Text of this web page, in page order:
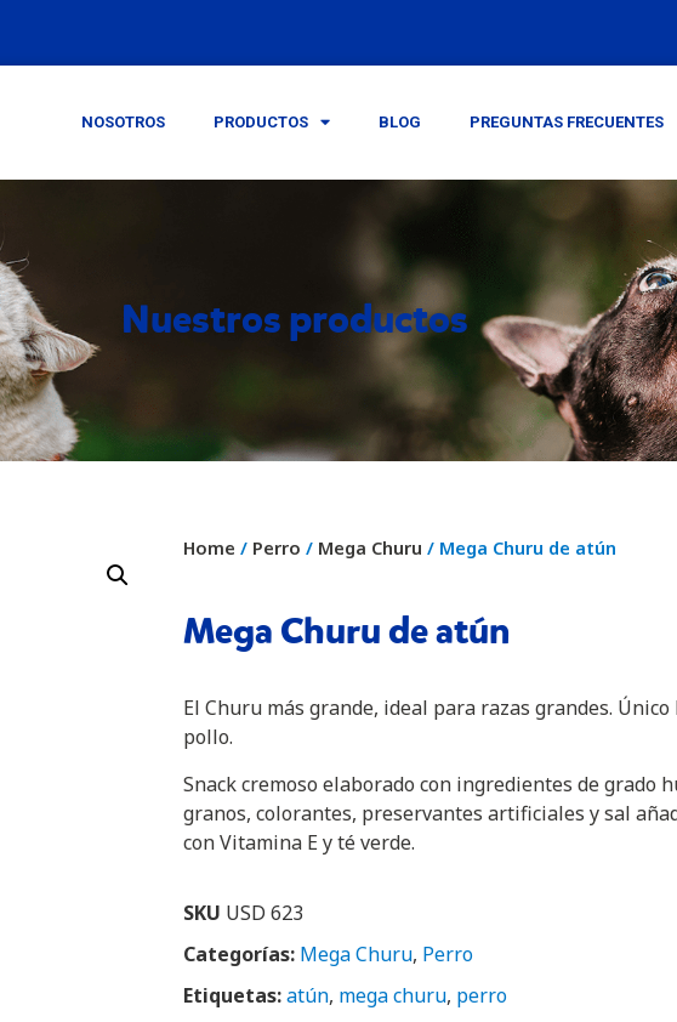
NOSOTROS PRODUCTOS BLOG PREGUNTAS FRECUENTES
Nuestros productos
Home / Perro / Mega Churu / Mega Churu de atún
Mega Churu de atún
El Churu más grande, ideal para razas grandes.
pollo.
Snack cremoso elaborado con ingredientes de grado
granos, colorantes, preservantes artificiales y sal
con Vitamina E y té verde.
SKU USD 623
Categorías: Mega Churu, Perro
Etiquetas:atún, mega churu, perro